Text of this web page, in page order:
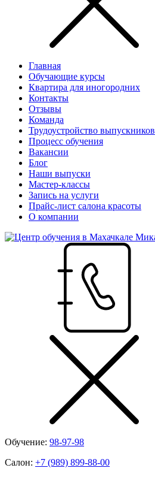
Главная
Обучающие курсы
Квартира для иногородних
Контакты
Отзывы
Команда
Трудоустройство выпускников
Процесс обучения
Вакансии
Блог
Наши выпуски
Мастер-классы
Запись на услуги
Прайс-лист салона красоты
О компании
Обучение: 98-97-98
Салон: +7 (989) 899-88-00